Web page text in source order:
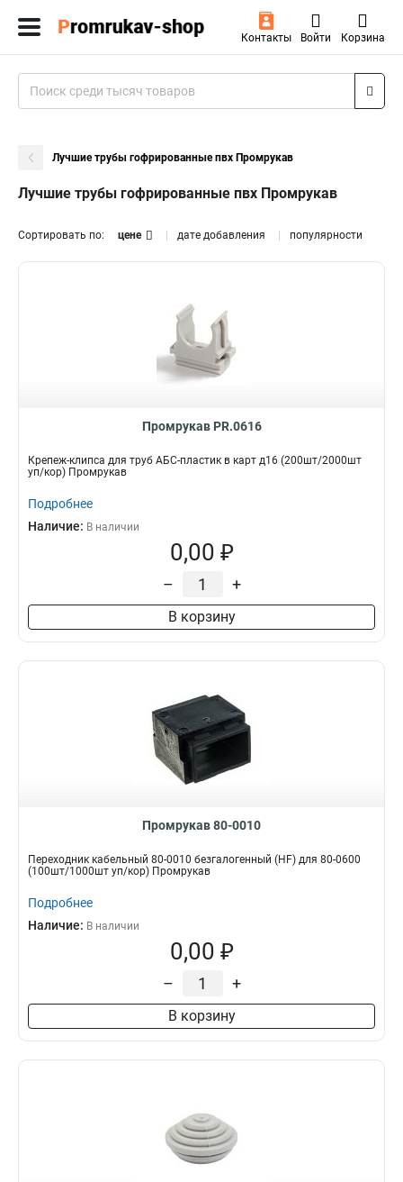
Контакты Войти Корзина
Лучшие трубы гофрированные пвх Промрукав
Лучшие трубы гофрированные пвх Промрукав
Сортировать по: цене дате добавления популярности
Промрукав PR.0616
Крепеж-клипса для труб АБС-пластик в карт д16 (200шт/2000шт
уп/кор) Промрукав
Подробнее
Наличие: В наличии
0,00 ₽
– +
В корзину
Промрукав 80-0010
Переходник кабельный 80-0010 безгалогенный (HF) для 80-0600
(100шт/1000шт уп/кор) Промрукав
Подробнее
Наличие: В наличии
0,00 ₽
– +
В корзину